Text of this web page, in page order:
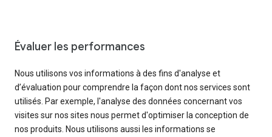
Évaluer les performances
Nous utilisons vos informations à des fins d'analyse et
d’évaluation pour comprendre la façon dont nos services sont
utilisés. Par exemple, l'analyse des données concernant vos
visites sur nos sites nous permet d'optimiser la conception de
nos produits. Nous utilisons aussi les informations se